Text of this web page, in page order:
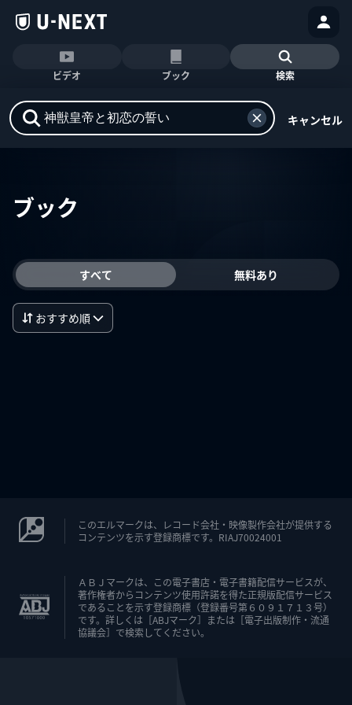
ビデオ ブック 検索
キャンセル
ブック
すべて 無料あり
おすすめ順
このエルマークは、レコード会社・映像製作会社が提供する
コンテンツを示す登録商標です。RIAJ70024001
ＡＢＪマークは、この電子書店・電子書籍配信サービスが、
著作権者からコンテンツ使用許諾を得た正規版配信サービス
であることを示す登録商標（登録番号第６０９１７１３号）
です。詳しくは［ABJマーク］または［電子出版制作・流通
協議会］で検索してください。